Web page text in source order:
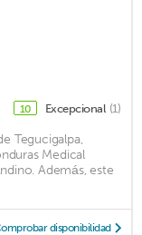
10 Excepcional (1)
Tegucigalpa,
Medical
Además, este
disponibilidad